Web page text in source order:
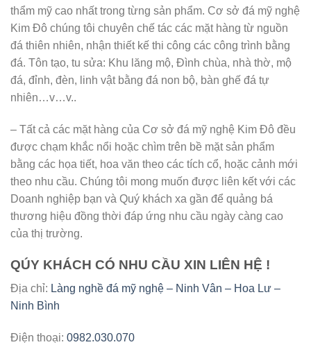
thẩm mỹ cao nhất trong từng sản phẩm. Cơ sở đá mỹ nghệ
Kim Đô chúng tôi chuyên chế tác các mặt hàng từ nguồn
đá thiên nhiên, nhận thiết kế thi công các công trình bằng
đá. Tôn tạo, tu sửa: Khu lăng mộ, Đình chùa, nhà thờ, mộ
đá, đỉnh, đèn, linh vật bằng đá non bộ, bàn ghế đá tự
nhiên…v…v..
– Tất cả các mặt hàng của Cơ sở đá mỹ nghệ Kim Đô đều
được chạm khắc nổi hoặc chìm trên bề mặt sản phẩm
bằng các họa tiết, hoa văn theo các tích cổ, hoặc cảnh mới
theo nhu cầu. Chúng tôi mong muốn được liên kết với các
Doanh nghiệp bạn và Quý khách xa gần để quảng bá
thương hiệu đồng thời đáp ứng nhu cầu ngày càng cao
của thị trường.
QÚY KHÁCH CÓ NHU CẦU XIN LIÊN HỆ !
Địa chỉ: Làng nghề đá mỹ nghệ – Ninh Vân – Hoa Lư –
Ninh Bình
Điện thoại: 0982.030.070